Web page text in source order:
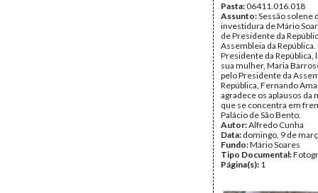
Pasta:06411.016.018
Assunto:Sessão solene
investidura de Mário
de Presidente da
Assembleia da
Presidente da República,
sua mulher, Maria
pelo Presidente da
República, Fernando
agradece os aplausos da
que se concentra em
Palácio de São Bento.
Autor:Alfredo Cunha
Data: domingo, 9 de
Fundo:Mário Soares
Tipo Documental:
Página(s): 1